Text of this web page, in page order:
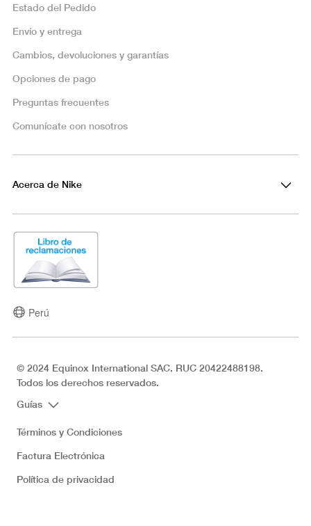
Estado del Pedido
Envío y entrega
Cambios, devoluciones y garantías
Opciones de pago
Preguntas frecuentes
Comunícate con nosotros
Acerca de Nike
Perú
© 2024 Equinox International SAC. RUC 20422488198.
Todos los derechos reservados.
Guías
Términos y Condiciones
Factura Electrónica
Política de privacidad